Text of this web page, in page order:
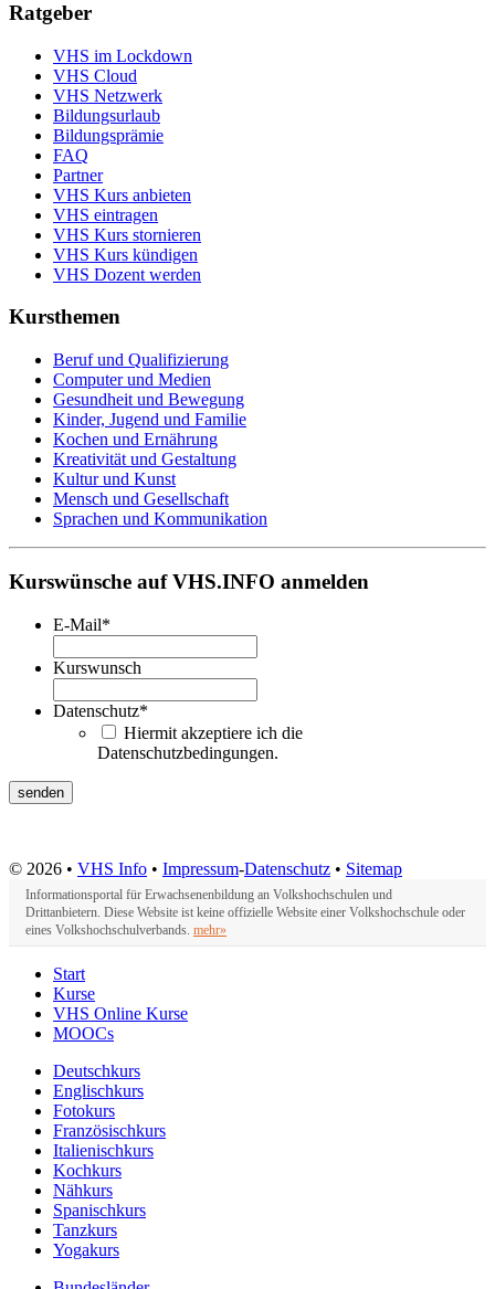
Ratgeber
VHS im Lockdown
VHS Cloud
VHS Netzwerk
Bildungsurlaub
Bildungsprämie
FAQ
Partner
VHS Kurs anbieten
VHS eintragen
VHS Kurs stornieren
VHS Kurs kündigen
VHS Dozent werden
Kursthemen
Beruf und Qualifizierung
Computer und Medien
Gesundheit und Bewegung
Kinder, Jugend und Familie
Kochen und Ernährung
Kreativität und Gestaltung
Kultur und Kunst
Mensch und Gesellschaft
Sprachen und Kommunikation
Kurswünsche auf VHS.INFO anmelden
E-Mail*
Kurswunsch
Datenschutz*
Hiermit akzeptiere ich die
Datenschutzbedingungen.
© 2026 • VHS Info • Impressum-Datenschutz • Sitemap
Informationsportal für Erwachsenenbildung an Volkshochschulen und
Drittanbietern. Diese Website ist keine offizielle Website einer Volkshochschule oder
eines Volkshochschulverbands. mehr»
Start
Kurse
VHS Online Kurse
MOOCs
Deutschkurs
Englischkurs
Fotokurs
Französischkurs
Italienischkurs
Kochkurs
Nähkurs
Spanischkurs
Tanzkurs
Yogakurs